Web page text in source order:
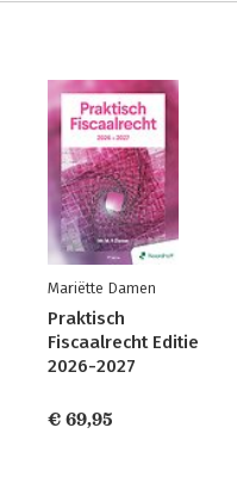
Mariëtte Damen
Praktisch
Fiscaalrecht Editie
2026-2027
€ 69,95